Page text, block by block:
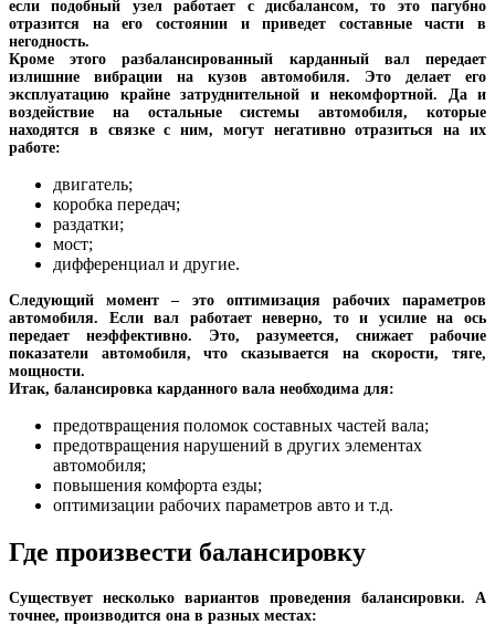
если подобный узел работает с дисбалансом, то это пагубно
отразится на его состоянии и приведет составные части в
негодность.
Кроме этого разбалансированный карданный вал передает
излишние вибрации на кузов автомобиля. Это делает его
эксплуатацию крайне затруднительной и некомфортной. Да и
воздействие на остальные системы автомобиля, которые
находятся в связке с ним, могут негативно отразиться на их
работе:
двигатель;
коробка передач;
раздатки;
мост;
дифференциал и другие.
Следующий момент – это оптимизация рабочих параметров
автомобиля. Если вал работает неверно, то и усилие на ось
передает неэффективно. Это, разумеется, снижает рабочие
показатели автомобиля, что сказывается на скорости, тяге,
мощности.
Итак, балансировка карданного вала необходима для:
предотвращения поломок составных частей вала;
предотвращения нарушений в других элементах
автомобиля;
повышения комфорта езды;
оптимизации рабочих параметров авто и т.д.
Где произвести балансировку
Существует несколько вариантов проведения балансировки. А
точнее, производится она в разных местах: